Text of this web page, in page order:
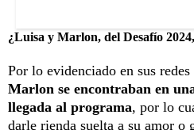
¿Luisa y Marlon, del Desafío
Por lo evidenciado en sus redes
Marlon se encontraban en
llegada al programa, por lo
darle rienda suelta a su amor o